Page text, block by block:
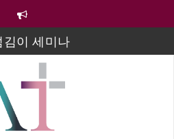
김이 세미나
자매 졸업연주
이 주일 유초등부 발표
나라 봉헌송